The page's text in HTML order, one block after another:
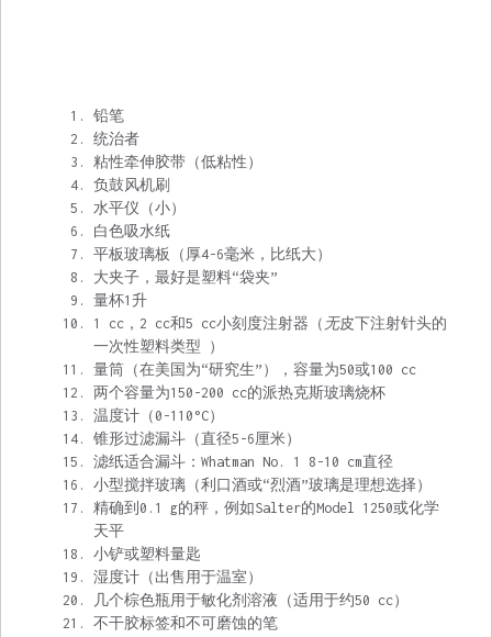
铅笔
统治者
粘性牵伸胶带（低粘性）
负鼓风机刷
水平仪（小）
白色吸水纸
平板玻璃板（厚4-6毫米，比纸大）
大夹子，最好是塑料“袋夹”
量杯1升
1 cc，2 cc和5 cc小刻度注射器（ 无皮下注射针头的
一次性塑料类型 ）
量筒（在美国为“研究生”），容量为50或100 cc
两个容量为150-200 cc的派热克斯玻璃烧杯
温度计（0-110°C）
锥形过滤漏斗（直径5-6厘米）
滤纸适合漏斗：Whatman No. 1 8-10 cm直径
小型搅拌玻璃（利口酒或“烈酒”玻璃是理想选择）
精确到0.1 g的秤，例如Salter的Model 1250或化学
天平
小铲或塑料量匙
湿度计（出售用于温室）
几个棕色瓶用于敏化剂溶液（适用于约50 cc）
不干胶标签和不可磨蚀的笔